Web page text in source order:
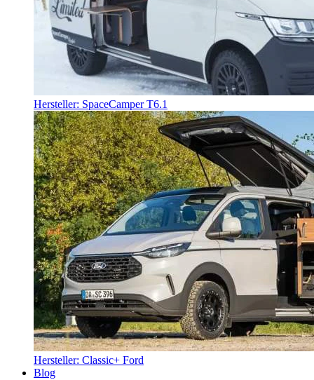
Hersteller: SpaceCamper T6.1
Hersteller: Classic+ Ford
Blog